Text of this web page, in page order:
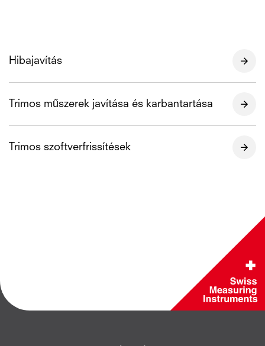
Hibajavítás
Trimos műszerek javítása és karbantartása
Trimos szoftverfrissítések